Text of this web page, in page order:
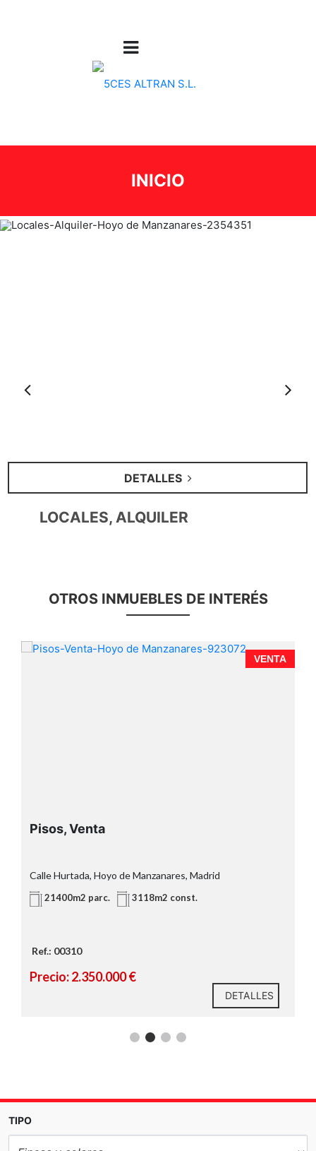
INICIO
DETALLES
LOCALES, ALQUILER
OTROS INMUEBLES DE INTERÉS
VENTA
Pisos, Venta
Calle Hurtada, Hoyo de Manzanares, Madrid
21400m2 parc. 3118m2 const.
Ref.: 00310
Precio: 2.350.000 €
DETALLES
TIPO